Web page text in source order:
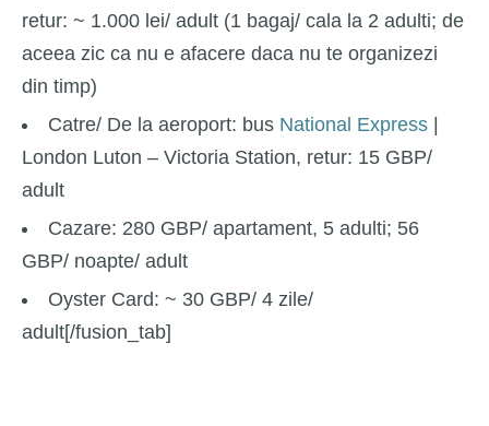
retur: ~ 1.000 lei/ adult (1 bagaj/ cala la 2 adulti; de
aceea zic ca nu e afacere daca nu te organizezi
din timp)
Catre/ De la aeroport: bus National Express
London Luton – Victoria Station, retur: 15 GBP/
adult
Cazare: 280 GBP/ apartament, 5 adulti; 56
GBP/ noapte/ adult
Oyster Card: ~ 30 GBP/ 4 zile/
adult[/fusion_tab]